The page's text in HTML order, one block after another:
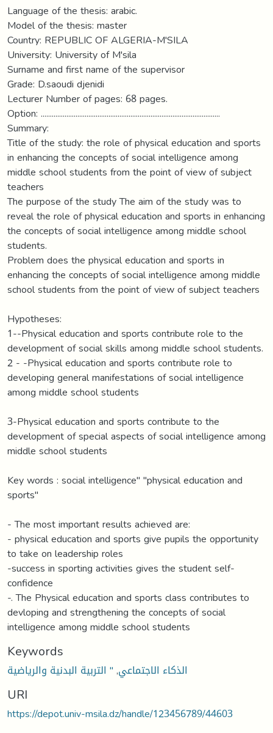
Language of the thesis: arabic.
Model of the thesis: master
Country: REPUBLIC OF ALGERIA-M'SILA
University: University of M'sila
Surname and first name of the supervisor
Grade: D.saoudi djenidi
Lecturer Number of pages: 68 pages.
Option: ..................................................................................................
Summary:
Title of the study: the role of physical education and sports
in enhancing the concepts of social intelligence among
middle school students from the point of view of subject
teachers
The purpose of the study The aim of the study was to
reveal the role of physical education and sports in enhancing
the concepts of social intelligence among middle school
students.
Problem does the physical education and sports in
enhancing the concepts of social intelligence among middle
school students from the point of view of subject teachers
Hypotheses:
1--Physical education and sports contribute role to the
development of social skills among middle school students.
2 - -Physical education and sports contribute role to
developing general manifestations of social intelligence
among middle school students
3-Physical education and sports contribute to the
development of special aspects of social intelligence among
middle school students
Key words : social intelligence" "physical education and
sports"
- The most important results achieved are:
- physical education and sports give pupils the opportunity
to take on leadership roles
-success in sporting activities gives the student self-
confidence
-. The Physical education and sports class contributes to
devloping and strengthening the concepts of social
intelligence among middle school students
Keywords
الذكاء الاجتماعي," التربية البدنية والرياضية
URI
https://depot.univ-msila.dz/handle/123456789/44603